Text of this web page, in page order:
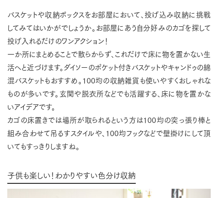
バスケットや収納ボックスをお部屋において、投げ込み収納に挑戦
してみてはいかがでしょうか。お部屋にあう自分好みのカゴを探して
投げ入れるだけのワンアクション！
一か所にまとめることで散らからず、これだけで床に物を置かない生
活へと近づけます。ダイソーのポケット付きバスケットやキャンドゥの綿
混バスケットもおすすめ。100均の収納雑貨も使いやすくおしゃれな
ものが多いです。玄関や脱衣所などでも活躍する、床に物を置かな
いアイデアです。
カゴの床置きでは場所が取られるという方は100均の突っ張り棒と
組み合わせて吊るすスタイルや、100均フックなどで壁掛けにして頂
いてもすっきりしますね。
子供も楽しい！わかりやすい色分け収納